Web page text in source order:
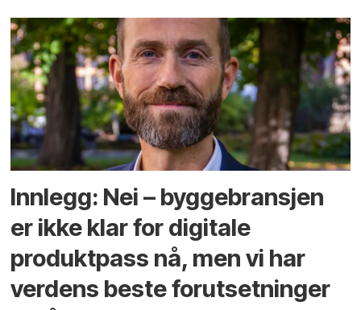
Innlegg: Nei – byggebransjen
er ikke klar for digitale
produktpass nå, men vi har
verdens beste forutsetninger